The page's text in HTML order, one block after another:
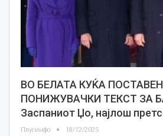
ВО БЕЛАТА КУЌА
ПОНИЖУВАЧКИ ТЕКСТ ЗА
Заспаниот Џо, најлош
Плусинфо 18/12/2025